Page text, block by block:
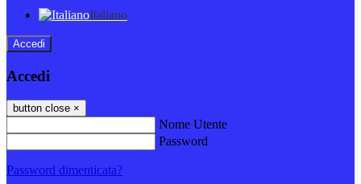
Italiano
Accedi
Accedi
button close ×
Nome Utente
Password
Password dimenticata?